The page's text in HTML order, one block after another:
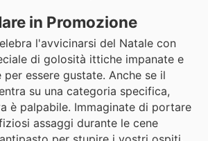
in Promozione
l'avvicinarsi del Natale con
di golosità ittiche impanate e
essere gustate. Anche se il
su una categoria specifica,
è palpabile. Immaginate di portare
assaggi durante le cene